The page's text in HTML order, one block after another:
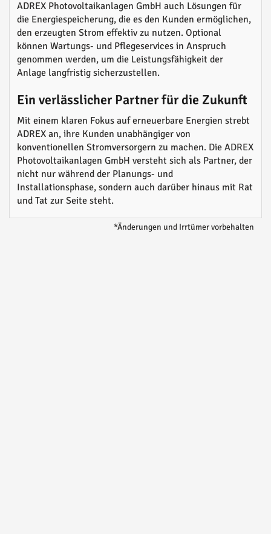
ADREX Photovoltaikanlagen GmbH auch Lösungen für
die Energiespeicherung, die es den Kunden ermöglichen,
den erzeugten Strom effektiv zu nutzen. Optional
können Wartungs- und Pflegeservices in Anspruch
genommen werden, um die Leistungsfähigkeit der
Anlage langfristig sicherzustellen.
Ein verlässlicher Partner für die Zukunft
Mit einem klaren Fokus auf erneuerbare Energien strebt
ADREX an, ihre Kunden unabhängiger von
konventionellen Stromversorgern zu machen. Die ADREX
Photovoltaikanlagen GmbH versteht sich als Partner, der
nicht nur während der Planungs- und
Installationsphase, sondern auch darüber hinaus mit Rat
und Tat zur Seite steht.
*Änderungen und Irrtümer vorbehalten